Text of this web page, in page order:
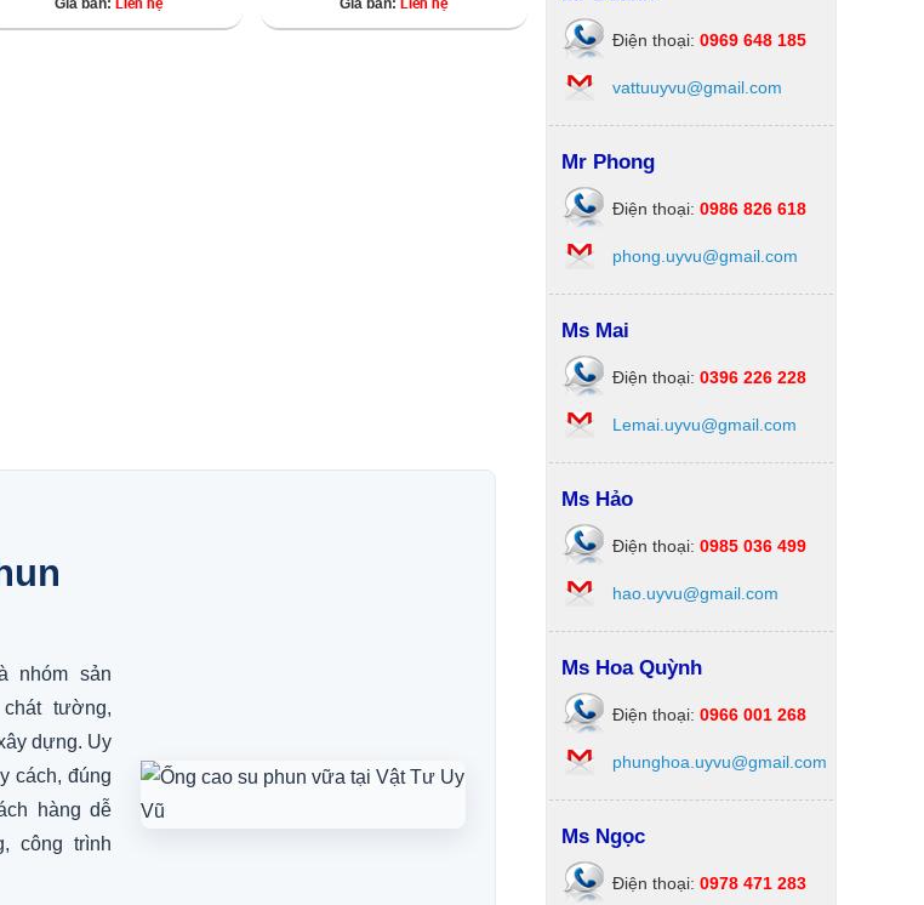
Giá bán: Giá bán:
nhóm sản
tường,
dựng. Uy
cách, đúng
hàng dễ
công trình
Điện thoại: 0969 648 185
vattuuyvu@gmail.com
Mr Phong
Điện thoại: 0986 826 618
phong.uyvu@gmail.com
Ms Mai
Điện thoại: 0396 226 228
Lemai.uyvu@gmail.com
Ms Hảo
Điện thoại: 0985 036 499
hao.uyvu@gmail.com
Ms Hoa Quỳnh
Điện thoại: 0966 001 268
phunghoa.uyvu@gmail.com
Ms Ngọc
Điện thoại: 0978 471 283